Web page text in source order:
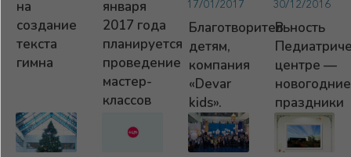
на
создание
текста
гимна
января
2017 года
планируется
проведение
мастер-
классов
17/01/2017
Благотворительность
детям,
компания
«Devar
kids».
30/12/2016
В
центре —
новогодние
праздники